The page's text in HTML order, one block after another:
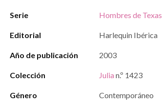
Serie Hombres de Texas
Editorial Harlequin Ibérica
Año de publicación 2003
Colección Julia n.º 1423
Género Contemporáneo